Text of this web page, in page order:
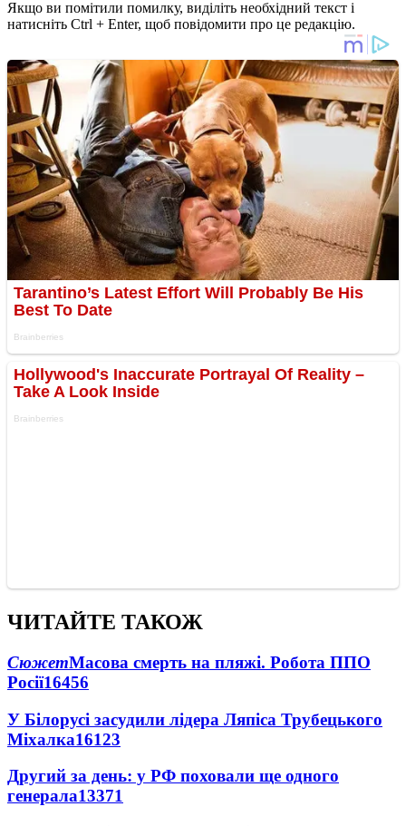
Якщо ви помітили помилку, виділіть необхідний текст і
натисніть Ctrl + Enter, щоб повідомити про це редакцію.
ЧИТАЙТЕ ТАКОЖ
СюжетМасова смерть на пляжі. Робота ППО
Росії16456
У Білорусі засудили лідера Ляпіса Трубецького
Міхалка16123
Другий за день: у РФ поховали ще одного
генерала13371